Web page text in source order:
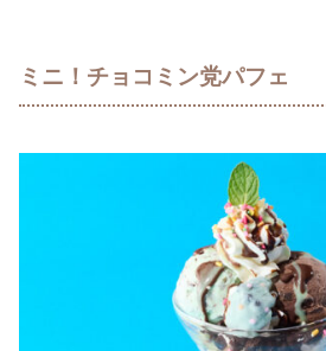
ミニ！チョコミン党パフェ